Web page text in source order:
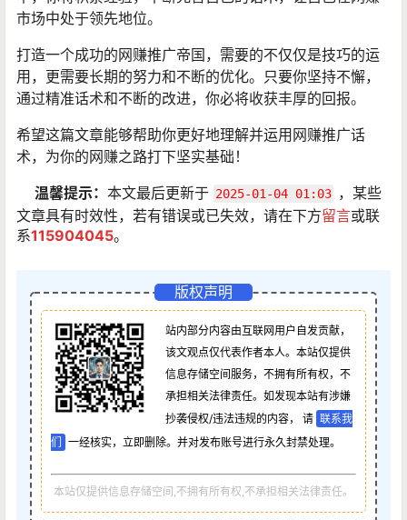
市场中处于领先地位。
打造一个成功的网赚推广帝国，需要的不仅仅是技巧的运
用，更需要长期的努力和不断的优化。只要你坚持不懈，
通过精准话术和不断的改进，你必将收获丰厚的回报。
希望这篇文章能够帮助你更好地理解并运用网赚推广话
术，为你的网赚之路打下坚实基础！
温馨提示： 本文最后更新于 2025-01-04 01:03 ，某些
文章具有时效性，若有错误或已失效，请在下方留言或联
系115904045。
版权声明
站内部分内容由互联网用户自发贡献，
该文观点仅代表作者本人。本站仅提供
信息存储空间服务，不拥有所有权，不
承担相关法律责任。如发现本站有涉嫌
抄袭侵权/违法违规的内容， 请 联系我
们
一经核实，立即删除。并对发布账号进行永久封禁处理。
本站仅提供信息存储空间,不拥有所有权,不承担相关法律责任。